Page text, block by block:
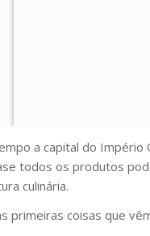
a capital do
todos os produtos
culinária.
primeiras coisas que